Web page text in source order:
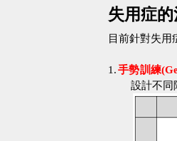
失用症
目前針對失用
1. 手勢訓練
設計不同